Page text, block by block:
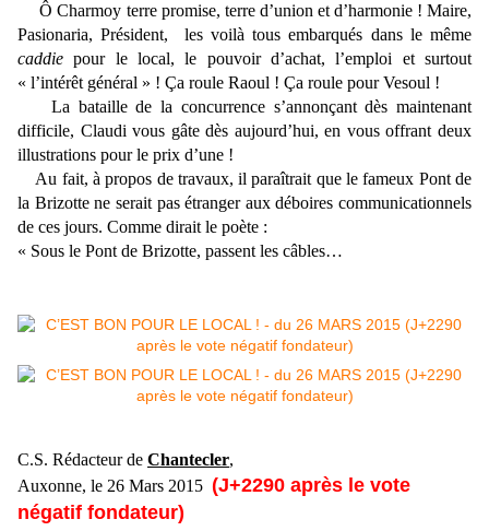
Ô Charmoy terre promise, terre d’union et d’harmonie ! Maire,
Pasionaria, Président, les voilà tous embarqués dans le même
caddie pour le local, le pouvoir d’achat, l’emploi et surtout
« l’intérêt général » ! Ça roule Raoul ! Ça roule pour Vesoul !
La bataille de la concurrence s’annonçant dès maintenant
difficile, Claudi vous gâte dès aujourd’hui, en vous offrant deux
illustrations pour le prix d’une !
Au fait, à propos de travaux, il paraîtrait que le fameux Pont de
la Brizotte ne serait pas étranger aux déboires communicationnels
de ces jours. Comme dirait le poète :
« Sous le Pont de Brizotte, passent les câbles…
C.S. Rédacteur de Chantecler,
Auxonne, le 26 Mars 2015 (J+2290 après le vote
négatif fondateur)